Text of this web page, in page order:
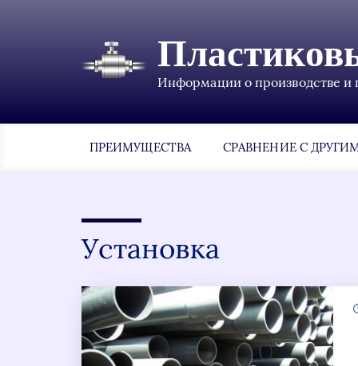
Информации о производстве и
ПРЕИМУЩЕСТВА СРАВНЕНИЕ С
Установка